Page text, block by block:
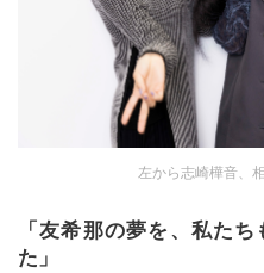
左から志崎樺音、
「友希那の夢を、私た
た」